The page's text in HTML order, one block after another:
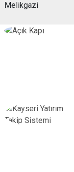
Melikgazi